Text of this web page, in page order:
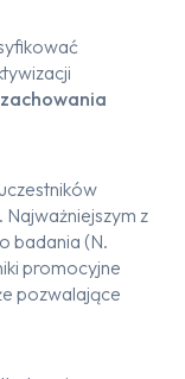
z
badania (N.
promocyjne
pozwalające